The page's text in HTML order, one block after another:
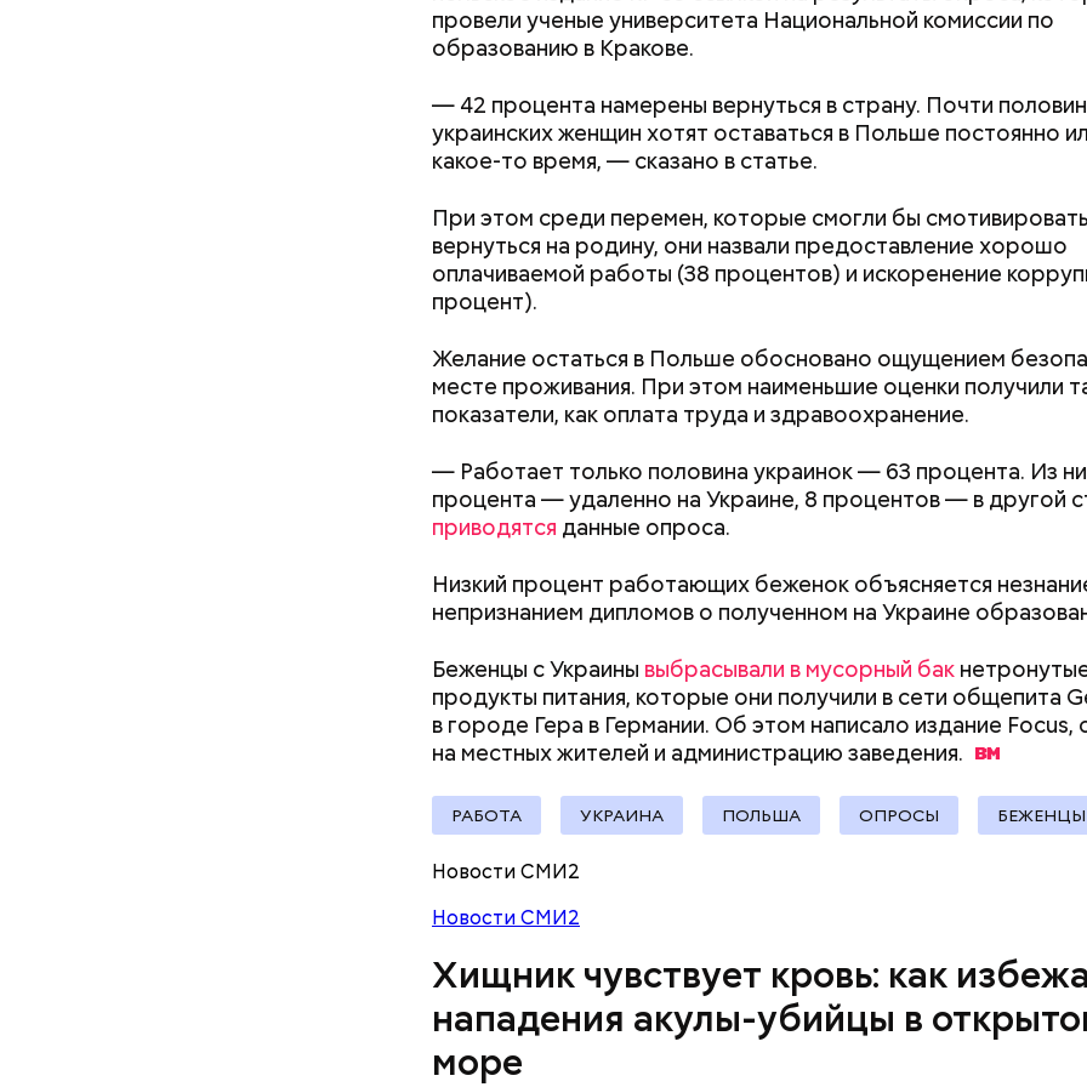
провели ученые университета Национальной комиссии по
образованию в Кракове.
— 42 процента намерены вернуться в страну. Почти
украинских женщин хотят оставаться в Польше постоянно
какое-то время, — сказано в статье.
При этом среди перемен, которые смогли бы
вернуться на родину, они назвали предоставление хорошо
оплачиваемой работы (38 процентов) и искоренение
процент).
Желание остаться в Польше обосновано ощущением
месте проживания. При этом наименьшие оценки получили
показатели, как оплата труда и здравоохранение.
— Работает только половина украинок — 63 процента. Из
процента — удаленно на Украине, 8 процентов — в другой
приводятся данные опроса.
Низкий процент работающих беженок объясняется
непризнанием дипломов о полученном на Украине
Беженцы с Украины выбрасывали в мусорный бак
продукты питания, которые они получили в сети общепита
в городе Гера в Германии. Об этом написало издание Focus,
на местных жителей и администрацию заведения.
РАБОТА УКРАИНА ПОЛЬША ОПРОСЫ БЕЖЕНЦЫ
Новости СМИ2
Новости СМИ2
Хищник чувствует кровь: как
нападения акулы-убийцы в
море
Леонтьев заметил, что атака целой акульей стаи на человека
открытом море или океане вполне реальна.
делать все возможное, чтобы не оказаться за бортом.
— Выходите в плавание на надежных и крепких плавательных
средствах. Никогда не выбрасывайте во время круиза
купайтесь в ночное время суток, когда у некоторых акул
активной охоты. Например, ночь — это время круглоголовой
гигантской акулы-молот, — пояснил спикер.
— Для группы из пяти человек такое путешествие
пределах 340 белорусских рублей (около 10311 рублей по
прим. «ВМ»), — уточнил он.
По мнению военного эксперта и сопредседателя
раз передвигали, но никакой глобальной значимости они не
— Ко всем этим рейтингам и часам нужно относиться
Такие заявления кому-то выгодны, — пояснил эксперт.
Вода за 10 тысяч: поможет ли
японский напиток сбросить
лишний вес
Не трясти и не
убрать с
чем засеять